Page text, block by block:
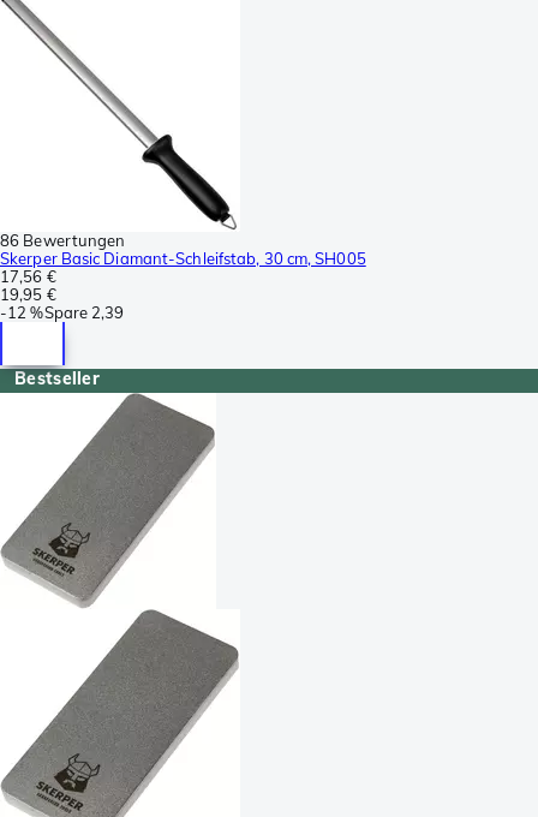
86 Bewertungen
Skerper Basic Diamant-Schleifstab, 30 cm, SH005
17,56 €
19,95 €
-12 %Spare 2,39
Bestseller